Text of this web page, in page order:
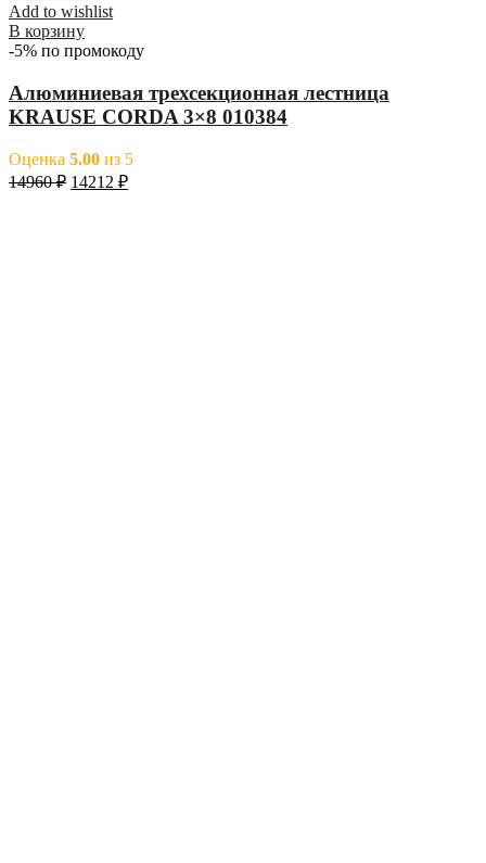
Add to wishlist
В корзину
-5% по промокоду
Алюминиевая трехсекционная лестница
KRAUSE CORDA 3×8 010384
Оценка 5.00 из 5
14960₽ 14212 ₽